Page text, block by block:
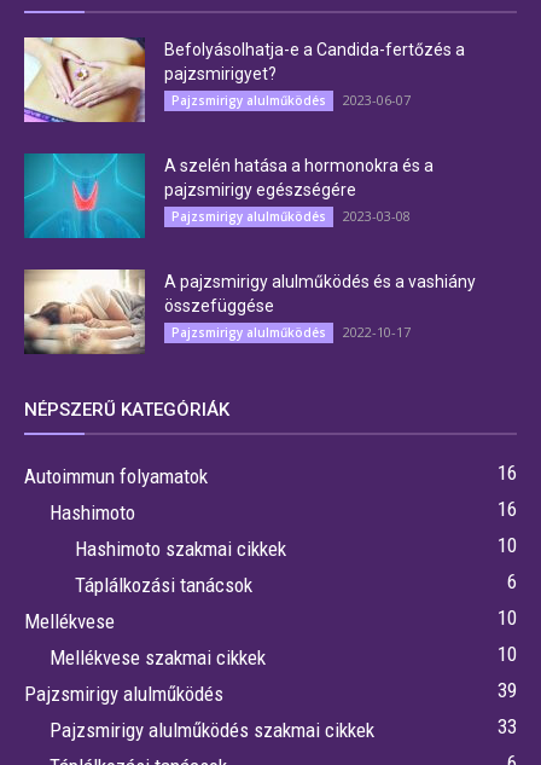
Befolyásolhatja-e a Candida-fertőzés a
pajzsmirigyet?
Pajzsmirigy alulműködés 2023-06-07
A szelén hatása a hormonokra és a
pajzsmirigy egészségére
Pajzsmirigy alulműködés 2023-03-08
A pajzsmirigy alulműködés és a vashiány
összefüggése
Pajzsmirigy alulműködés 2022-10-17
NÉPSZERŰ KATEGÓRIÁK
Autoimmun folyamatok
16
Hashimoto
16
Hashimoto szakmai cikkek
10
Táplálkozási tanácsok
6
Mellékvese
10
Mellékvese szakmai cikkek
10
Pajzsmirigy alulműködés
39
Pajzsmirigy alulműködés szakmai cikkek
33